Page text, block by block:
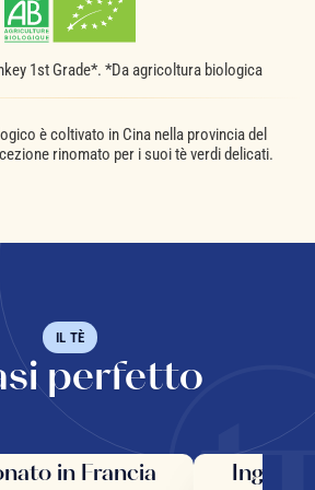
1st Grade*. *Da agricoltura biologica
è coltivato in Cina nella provincia del
rinomato per i suoi tè verdi delicati.
IL TÈ
perfetto
in Francia